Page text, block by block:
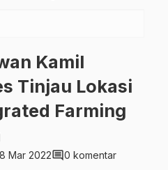
Kamil
Tinjau Lokasi
Farming
Mar 2022comment0 komentar